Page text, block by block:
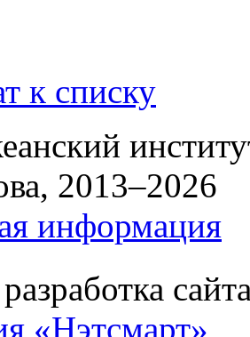
к списку
2013–2026
информация
«Нэтсмарт»